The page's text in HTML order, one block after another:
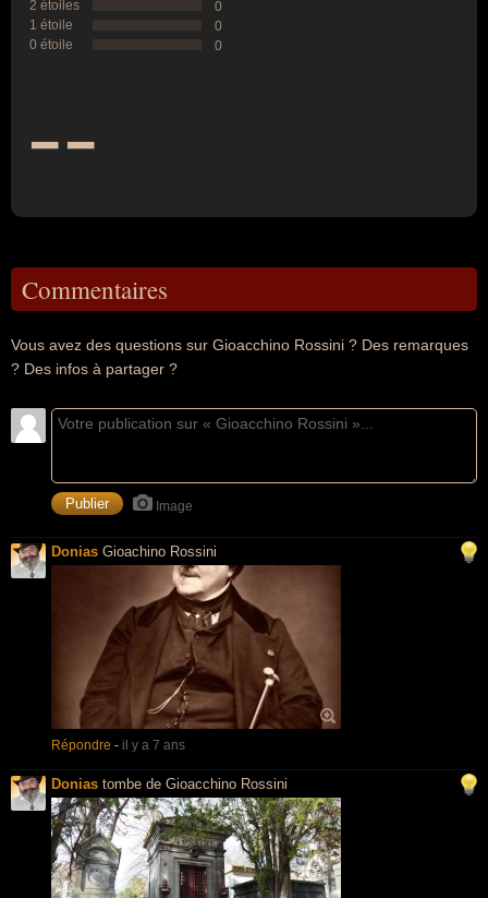
2 étoiles
0
1 étoile
0
0 étoile
0
--
Commentaires
Vous avez des questions sur Gioacchino Rossini ? Des remarques
? Des infos à partager ?
Image
Donias Gioachino Rossini
Répondre - il y a 7 ans
Donias tombe de Gioacchino Rossini